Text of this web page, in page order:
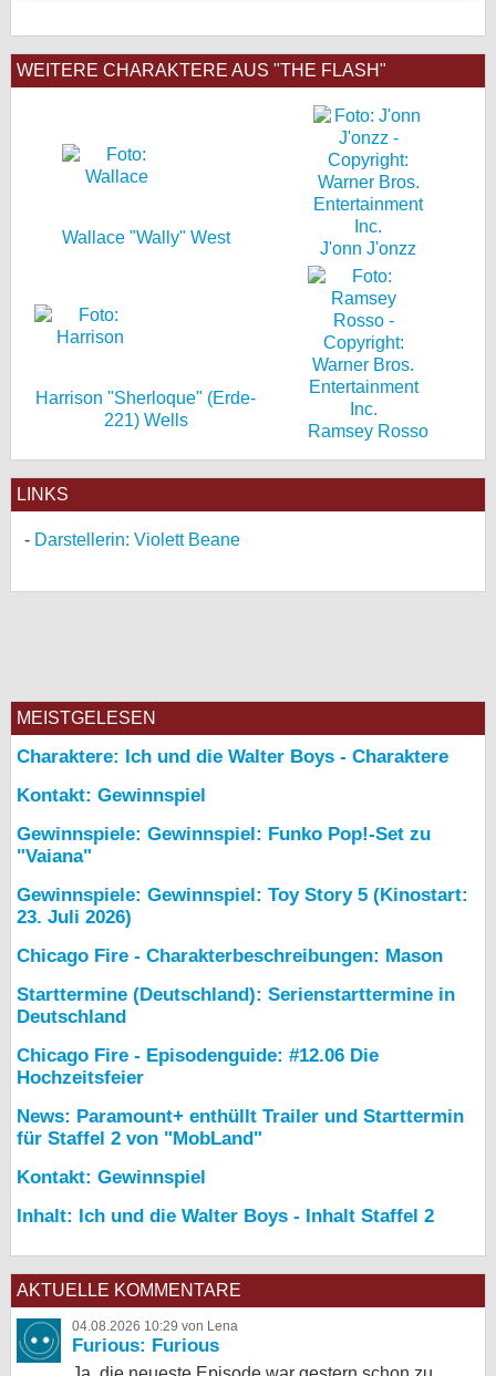
WEITERE CHARAKTERE AUS "THE FLASH"
Wallace "Wally" West
J'onn J'onzz
Harrison "Sherloque" (Erde-
221) Wells
Ramsey Rosso
LINKS
Darstellerin: Violett Beane
MEISTGELESEN
Charaktere: Ich und die Walter Boys - Charaktere
Kontakt: Gewinnspiel
Gewinnspiele: Gewinnspiel: Funko Pop!-Set zu
"Vaiana"
Gewinnspiele: Gewinnspiel: Toy Story 5 (Kinostart:
23. Juli 2026)
Chicago Fire - Charakterbeschreibungen: Mason
Starttermine (Deutschland): Serienstarttermine in
Deutschland
Chicago Fire - Episodenguide: #12.06 Die
Hochzeitsfeier
News: Paramount+ enthüllt Trailer und Starttermin
für Staffel 2 von "MobLand"
Kontakt: Gewinnspiel
Inhalt: Ich und die Walter Boys - Inhalt Staffel 2
AKTUELLE KOMMENTARE
04.08.2026 10:29 von Lena
Furious: Furious